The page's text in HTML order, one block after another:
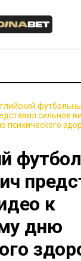
сильное
психического
к
дню